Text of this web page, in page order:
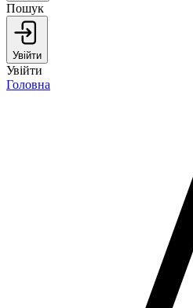
Пошук
Увійти
Увійти
Головна